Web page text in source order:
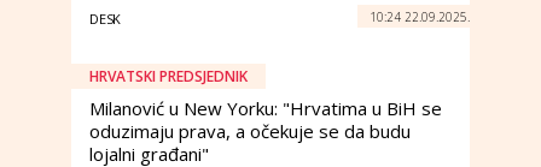
DESK 10:24 22.09.2025.
HRVATSKI PREDSJEDNIK
Milanović u New Yorku: "Hrvatima u BiH se
oduzimaju prava, a očekuje se da budu
lojalni građani"